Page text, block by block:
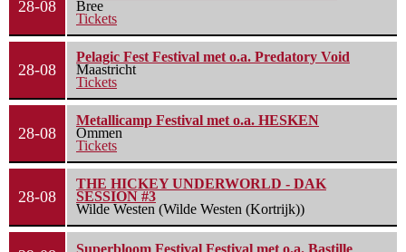
28-08
Bree
Tickets
28-08
Pelagic Fest Festival met o.a. Predatory Void
Maastricht
Tickets
28-08
Metallicamp Festival met o.a. HESKEN
Ommen
Tickets
28-08
THE HICKEY UNDERWORLD - DAK
SESSION #3
Wilde Westen (Wilde Westen (Kortrijk))